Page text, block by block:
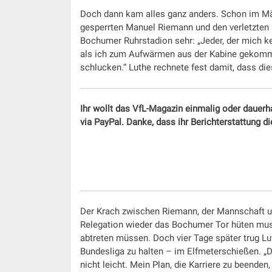
Doch dann kam alles ganz anders. Schon im
gesperrten Manuel Riemann und den
Bochumer Ruhrstadion sehr: „Jeder, der mich
als ich zum Aufwärmen aus der Kabine
schlucken.“ Luthe rechnete fest damit, dass
Ihr wollt das VfL-Magazin einmalig oder
via PayPal. Danke, dass ihr Berichterstattung
Der Krach zwischen Riemann, der
Relegation wieder das Bochumer Tor hüten
abtreten müssen. Doch vier Tage später trug
Bundesliga zu halten – im Elfmeterschießen.
nicht leicht. Mein Plan, die Karriere zu